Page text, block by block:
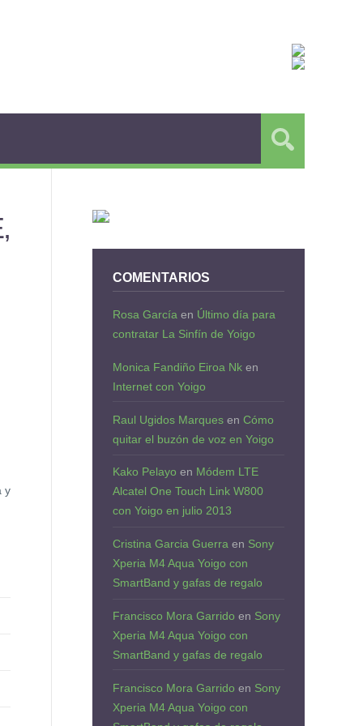
y
COMENTARIOS
Rosa García en Último día para
contratar La Sinfín de Yoigo
Monica Fandiño Eiroa Nk en
Internet con Yoigo
Raul Ugidos Marques en Cómo
quitar el buzón de voz en Yoigo
Kako Pelayo en Módem LTE
Alcatel One Touch Link W800
con Yoigo en julio 2013
Cristina Garcia Guerra en Sony
Xperia M4 Aqua Yoigo con
SmartBand y gafas de regalo
Francisco Mora Garrido en Sony
Xperia M4 Aqua Yoigo con
SmartBand y gafas de regalo
Francisco Mora Garrido en Sony
Xperia M4 Aqua Yoigo con